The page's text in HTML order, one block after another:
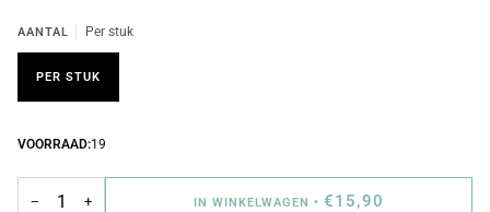
AANTAL Per stuk
PER STUK
VOORRAAD:19
− + IN WINKELWAGEN• €15,90